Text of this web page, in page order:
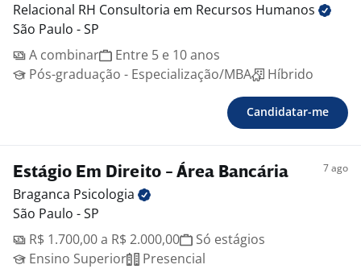
Relacional RH Consultoria em Recursos Humanos
São Paulo - SP
A combinar
Entre 5 e 10 anos
Pós-graduação - Especialização/MBA
Híbrido
Candidatar-me
Estágio Em Direito - Área Bancária 7 ago
Braganca Psicologia
São Paulo - SP
R$ 1.700,00 a R$ 2.000,00
Só estágios
Ensino Superior
Presencial